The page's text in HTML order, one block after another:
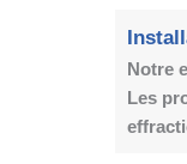
Notre
Les